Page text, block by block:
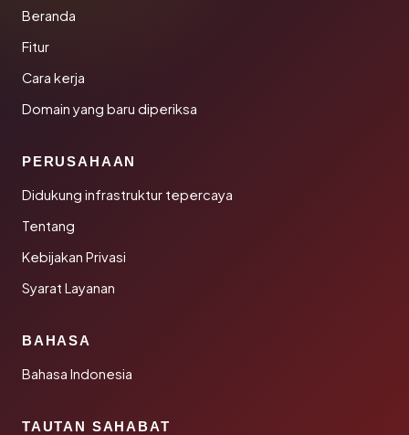
Beranda
Fitur
Cara kerja
Domain yang baru diperiksa
PERUSAHAAN
Didukung infrastruktur tepercaya
Tentang
Kebijakan Privasi
Syarat Layanan
BAHASA
Bahasa Indonesia
TAUTAN SAHABAT